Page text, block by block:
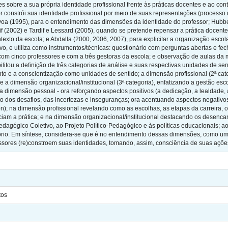
sobre a sua própria identidade profissional frente às práticas docentes e ao
constrói sua identidade profissional por meio de suas representações
(1995), para o entendimento das dimensões da identidade do professor;
(2002) e Tardif e Lessard (2005), quando se pretende repensar a prática
da escola; e Abdalla (2000, 2006, 2007), para explicitar a organização
e utiliza como instrumentos/técnicas: questionário com perguntas abertas e
cinco professores e com a três gestoras da escola; e observação de aulas da
a definição de três categorias de análise e suas respectivas unidades de
e a conscientização como unidades de sentido; a dimensão profissional (2ª
a dimensão organizacional/institucional (3ª categoria), enfatizando a gestão
dimensão pessoal - ora reforçando aspectos positivos (a dedicação, a
dos desafios, das incertezas e inseguranças; ora acentuando aspectos
na dimensão profissional revelando como as escolhas, as etapas da carreira,
a prática; e na dimensão organizacional/institucional destacando os
Coletivo, ao Projeto Político-Pedagógico e às políticas educacionais;
Em síntese, considera-se que é no entendimento dessas dimensões, como
(re)constroem suas identidades, tomando, assim, consciência de suas